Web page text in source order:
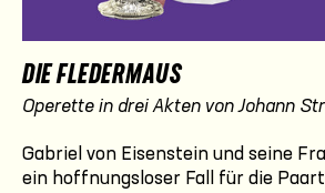
DIE FLEDERMAUS
Operette in drei Akten von Johann
Gabriel von Eisenstein und seine
ein hoffnungsloser Fall für die